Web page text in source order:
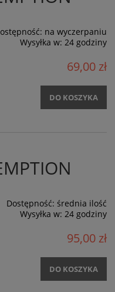
na wyczerpaniu
Wysyłka w: 24 godziny
69,00 zł
DO KOSZYKA
Dostępność: średnia ilość
Wysyłka w: 24 godziny
95,00 zł
DO KOSZYKA